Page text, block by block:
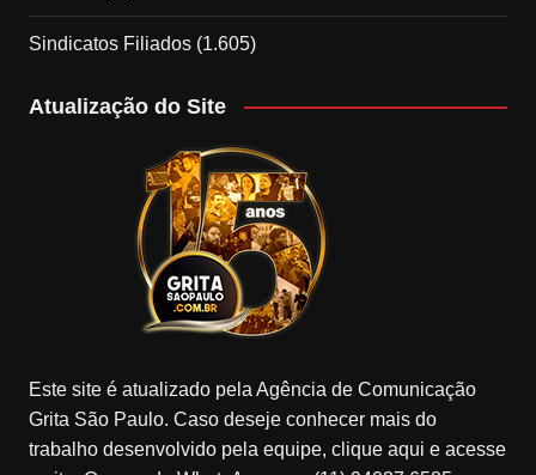
Sindicatos Filiados(1.605)
Atualização do Site
Este site é atualizado pela Agência de Comunicação
Grita São Paulo. Caso deseje conhecer mais do
trabalho desenvolvido pela equipe, clique aqui e acesse